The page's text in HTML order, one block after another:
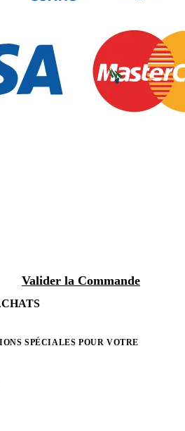
Valider la Commande
SPÉCIALES POUR VOTRE